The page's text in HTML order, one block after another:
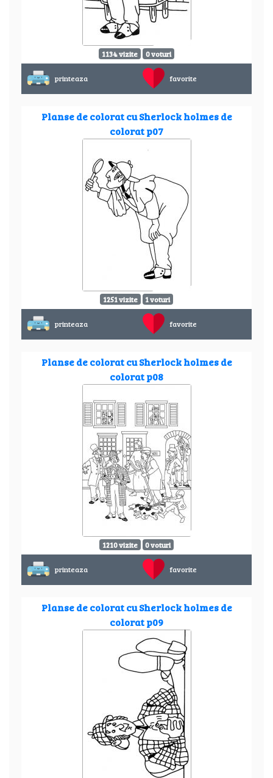
1134 vizite 0 voturi
printeaza favorite
Planse de colorat cu Sherlock holmes de
colorat p07
1251 vizite 1 voturi
printeaza favorite
Planse de colorat cu Sherlock holmes de
colorat p08
1210 vizite 0 voturi
printeaza favorite
Planse de colorat cu Sherlock holmes de
colorat p09